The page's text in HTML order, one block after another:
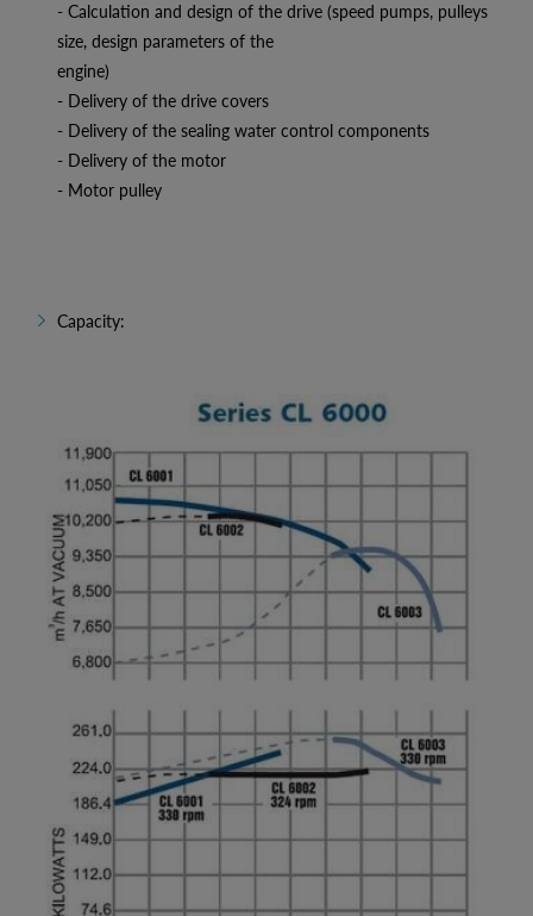
- Calculation and design of the drive (speed pumps, pulleys
size, design parameters of the
engine)
- Delivery of the drive covers
- Delivery of the sealing water control components
- Delivery of the motor
- Motor pulley
Capacity: